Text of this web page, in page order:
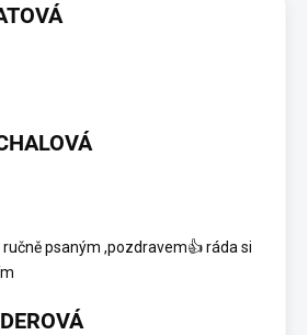
ručně psaným ,pozdravem👍 ráda si